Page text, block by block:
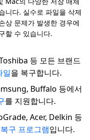
니다. 실수로 파일을 삭제
상 문제가 발생한 경우에
할 수 있습니다.
등 모든 브랜드
일을 복구합니다.
Buffalo 등에서
를 지원합니다.
Acer, Delkin 등
구 프로그램입니다.